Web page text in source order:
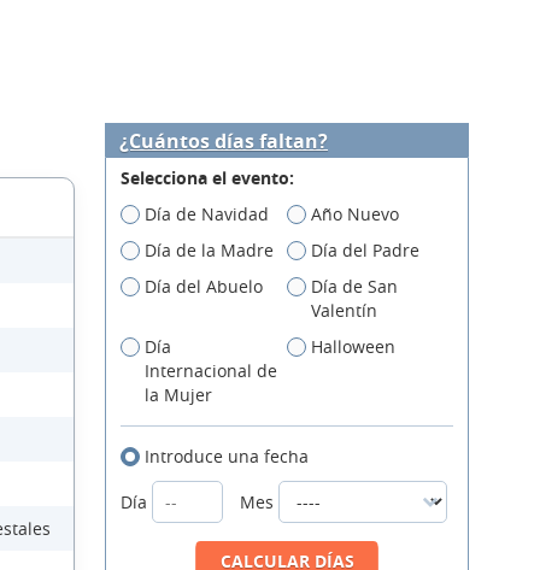
¿Cuántos días faltan?
Selecciona el evento:
Día de Navidad
Año Nuevo
Día de la Madre
Día del Padre
Día del Abuelo
Día de San
Valentín
Día
Internacional de
la Mujer
Halloween
Introduce una fecha
Día
Mes